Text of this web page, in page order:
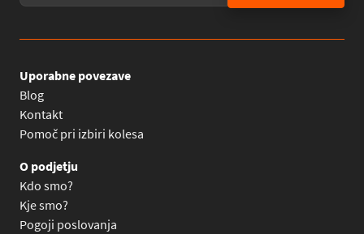
Uporabne povezave
Blog
Kontakt
Pomoč pri izbiri kolesa
O podjetju
Kdo smo?
Kje smo?
Pogoji poslovanja